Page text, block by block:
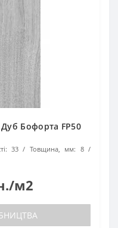
Бофорта FP50
33 Товщина, мм: 8
м2